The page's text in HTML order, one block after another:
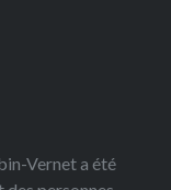
Vernet a été